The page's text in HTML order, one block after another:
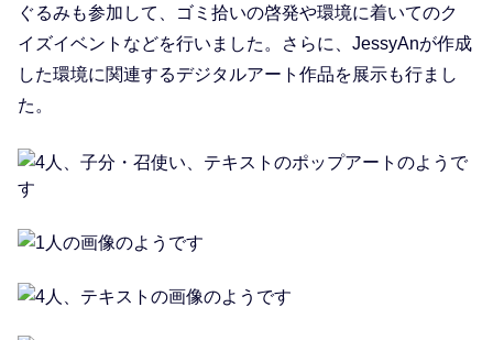
ぐるみも参加して、ゴミ拾いの啓発や環境に着いてのク
イズイベントなどを行いました。さらに、JessyAnが作成
した環境に関連するデジタルアート作品を展示も行まし
た。